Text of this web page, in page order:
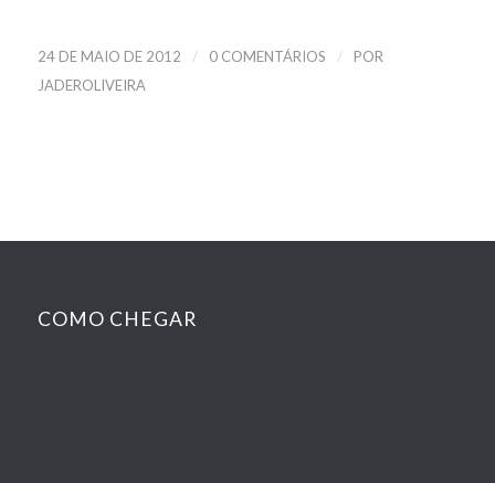
24 DE MAIO DE 2012 / 0 COMENTÁRIOS /
POR
JADEROLIVEIRA
COMO CHEGAR